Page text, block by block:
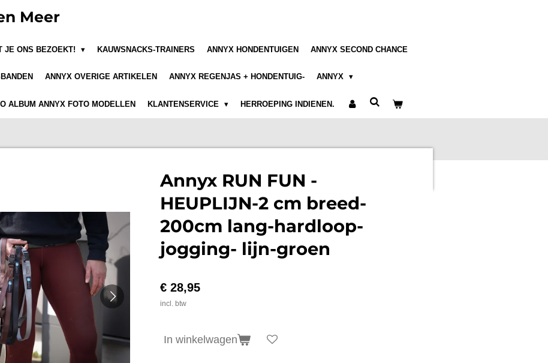
Meer
JE ONS BEZOEKT! KAUWSNACKS-TRAINERS ANNYX HONDENTUIGEN ANNYX SECOND CHANCE
ANNYX OVERIGE ARTIKELEN ANNYX REGENJAS + HONDENTUIG- ANNYX
ALBUM ANNYX FOTO MODELLEN KLANTENSERVICE HERROEPING INDIENEN.
Annyx RUN FUN -
HEUPLIJN-2 cm breed-
200cm lang-hardloop-
jogging- lijn-groen
€ 28,95
incl. btw
In winkelwagen